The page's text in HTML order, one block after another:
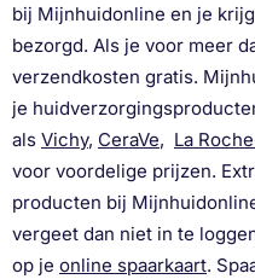
bij Mijnhuidonline en je
bezorgd. Als je voor meer
verzendkosten gratis.
je
als Vichy, CeraVe, La
voor voordelige prijzen.
producten bij
vergeet dan niet in te
op je online spaarkaart.